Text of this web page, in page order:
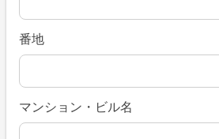
番地
マンション・ビル名